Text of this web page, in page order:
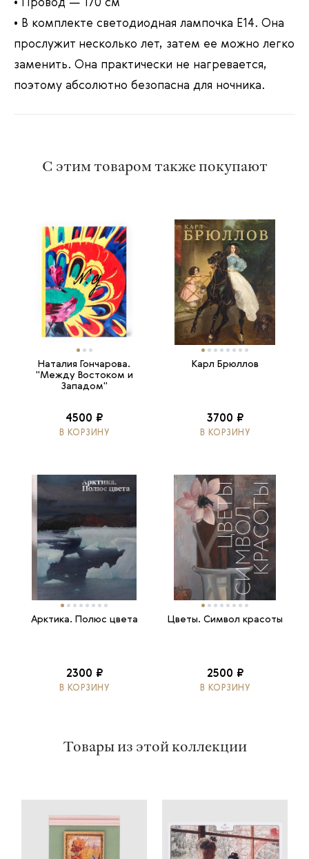
• Провод — 170 см
• В комплекте светодиодная лампочка Е14. Она
прослужит несколько лет, затем ее можно легко
заменить. Она практически не нагревается,
поэтому абсолютно безопасна для ночника.
С этим товаром также покупают
Наталия Гончарова.
"Между Востоком и
Западом"
4500 ₽
В КОРЗИНУ
Карл Брюллов
3700 ₽
В КОРЗИНУ
Арктика. Полюс цвета
2300 ₽
В КОРЗИНУ
Цветы. Символ красоты
2500 ₽
В КОРЗИНУ
Товары из этой коллекции